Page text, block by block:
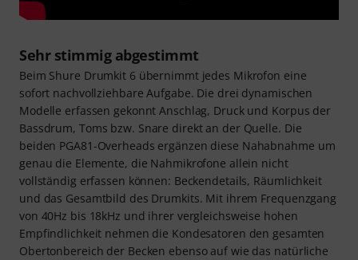
Sehr stimmig abgestimmt
Beim Shure Drumkit 6 übernimmt jedes Mikrofon eine
sofort nachvollziehbare Aufgabe. Die drei dynamischen
Modelle erfassen gekonnt Anschlag, Druck und Korpus der
Bassdrum, Toms bzw. Snare direkt an der Quelle. Die
beiden PGA81-Overheads ergänzen diese Nahabnahme um
genau die Elemente, die Nahmikrofone allein nicht
vollständig erfassen können: Beckendetails, Räumlichkeit
und das Gesamtbild des Drumkits. Mit ihrem Frequenzgang
von 40Hz bis 18kHz und ihrer vergleichsweise hohen
Empfindlichkeit nehmen die Kondesatoren den gesamten
Obertonbereich der Becken ebenso auf wie das natürliche